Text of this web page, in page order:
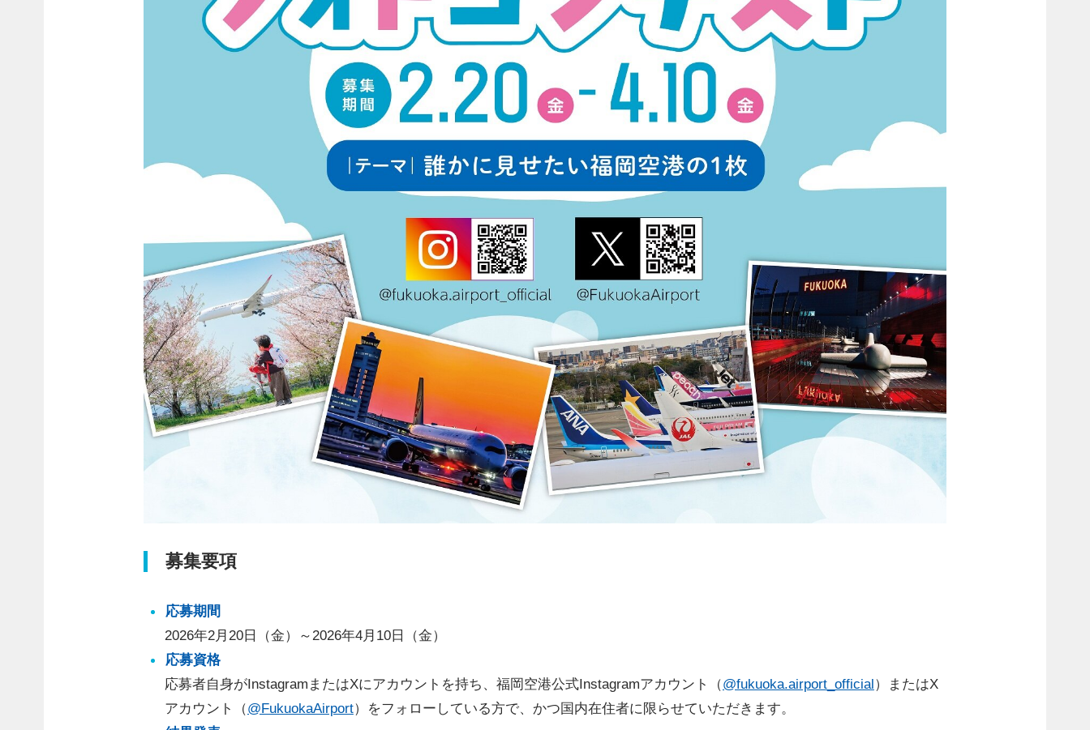
募集要項
応募期間
2026年2月20日（金）～2026年4月10日（金）
応募資格
応募者自身がInstagramまたはXにアカウントを持ち、福岡空港公式Instagramアカウント（@fukuoka.airport_official）またはX
アカウント（@FukuokaAirport）をフォローしている方で、かつ国内在住者に限らせていただきます。